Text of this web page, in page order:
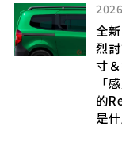
全
烈
寸
「
的
是